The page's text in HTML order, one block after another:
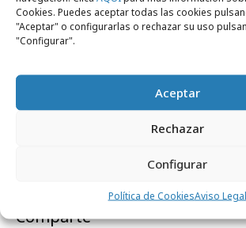
Cookies. Puedes aceptar todas las cookies
"Aceptar" o configurarlas o rechazar su uso
"Configurar".
Aceptar
Rechazar
Configurar
Política de CookiesAviso Legal
Comparte